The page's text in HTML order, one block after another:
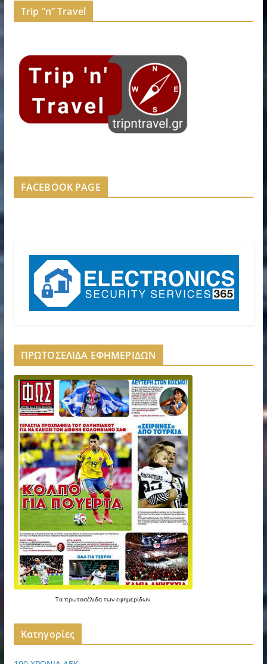
Trip “n” Travel
FACEBOOK PAGE
ΠΡΩΤΟΣΕΛΙΔΑ ΕΦΗΜΕΡΙΔΩΝ
Ταπρωτοσέλιδατωνεφημερίδων
Kατηγορίες